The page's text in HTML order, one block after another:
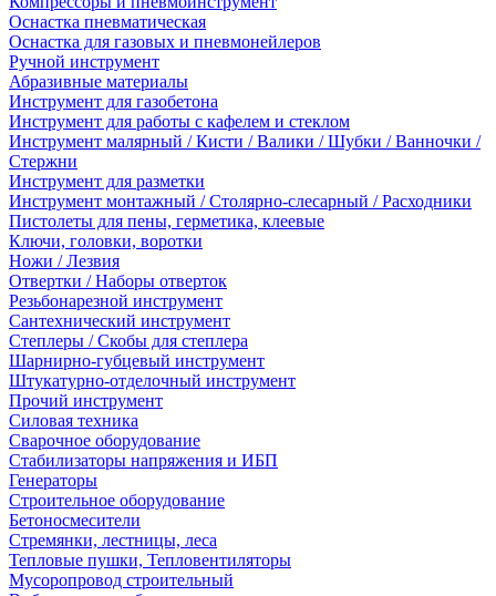
Оснастка пневматическая
Оснастка для газовых и пневмонейлеров
Ручной инструмент
Абразивные материалы
Инструмент для газобетона
Инструмент для работы с кафелем и стеклом
Инструмент малярный / Кисти / Валики / Шубки / Ванночки /
Стержни
Инструмент для разметки
Инструмент монтажный / Столярно-слесарный / Расходники
Пистолеты для пены, герметика, клеевые
Ключи, головки, воротки
Ножи / Лезвия
Отвертки / Наборы отверток
Резьбонарезной инструмент
Сантехнический инструмент
Степлеры / Скобы для степлера
Шарнирно-губцевый инструмент
Штукатурно-отделочный инструмент
Прочий инструмент
Силовая техника
Сварочное оборудование
Стабилизаторы напряжения и ИБП
Генераторы
Строительное оборудование
Бетоносмесители
Стремянки, лестницы, леса
Тепловые пушки, Тепловентиляторы
Мусоропровод строительный